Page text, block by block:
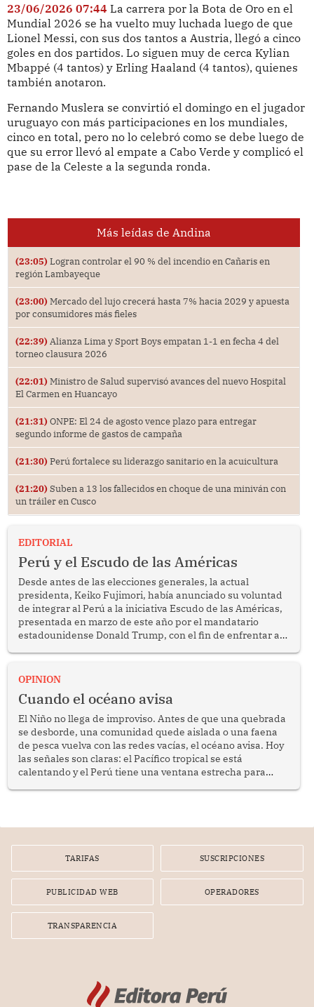
23/06/2026 07:44 La carrera por la Bota de Oro en el
Mundial 2026 se ha vuelto muy luchada luego de que
Lionel Messi, con sus dos tantos a Austria, llegó a cinco
goles en dos partidos. Lo siguen muy de cerca Kylian
Mbappé (4 tantos) y Erling Haaland (4 tantos), quienes
también anotaron.
Fernando Muslera se convirtió el domingo en el jugador
uruguayo con más participaciones en los mundiales,
cinco en total, pero no lo celebró como se debe luego de
que su error llevó al empate a Cabo Verde y complicó el
pase de la Celeste a la segunda ronda.
Más leídas de Andina
(23:05) Logran controlar el 90 % del incendio en Cañaris en
región Lambayeque
(23:00) Mercado del lujo crecerá hasta 7% hacia 2029 y apuesta
por consumidores más fieles
(22:39) Alianza Lima y Sport Boys empatan 1-1 en fecha 4 del
torneo clausura 2026
(22:01) Ministro de Salud supervisó avances del nuevo Hospital
El Carmen en Huancayo
(21:31) ONPE: El 24 de agosto vence plazo para entregar
segundo informe de gastos de campaña
(21:30) Perú fortalece su liderazgo sanitario en la acuicultura
(21:20) Suben a 13 los fallecidos en choque de una miniván con
un tráiler en Cusco
EDITORIAL
Perú y el Escudo de las Américas
Desde antes de las elecciones generales, la actual
presidenta, Keiko Fujimori, había anunciado su voluntad
de integrar al Perú a la iniciativa Escudo de las Américas,
presentada en marzo de este año por el mandatario
estadounidense Donald Trump, con el fin de enfrentar al
OPINION
Cuando el océano avisa
El Niño no llega de improviso. Antes de que una quebrada
se desborde, una comunidad quede aislada o una faena
de pesca vuelva con las redes vacías, el océano avisa. Hoy
las señales son claras: el Pacífico tropical se está
calentando y el Perú tiene una ventana estrecha para
TARIFAS SUSCRIPCIONES
PUBLICIDAD WEB OPERADORES
TRANSPARENCIA